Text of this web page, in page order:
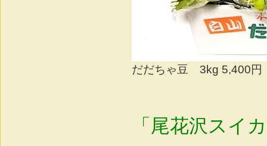
だだちゃ豆 3kg 5,400円
「尾花沢スイ